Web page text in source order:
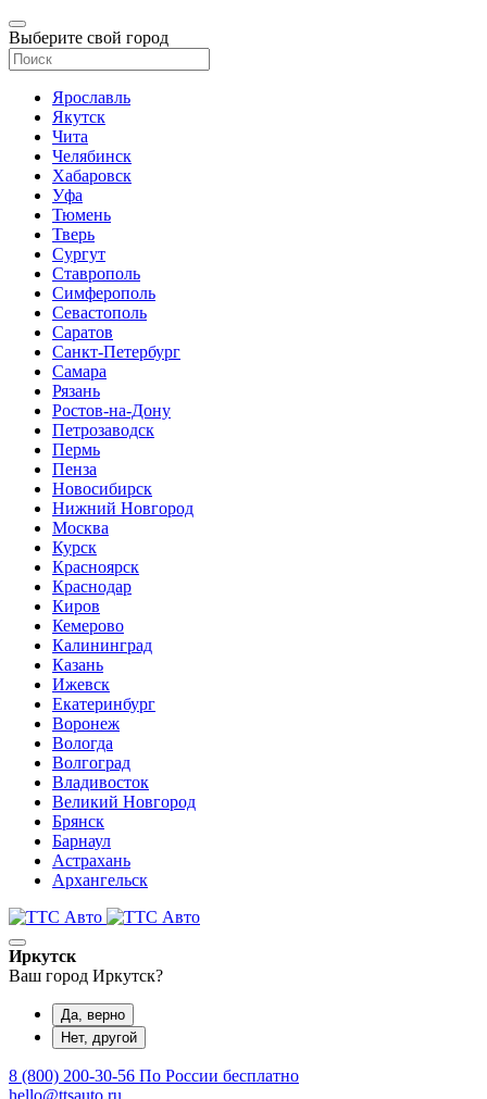
Выберите свой город
Ярославль
Якутск
Чита
Челябинск
Хабаровск
Уфа
Тюмень
Тверь
Сургут
Ставрополь
Симферополь
Севастополь
Саратов
Санкт-Петербург
Самара
Рязань
Ростов-на-Дону
Петрозаводск
Пермь
Пенза
Новосибирск
Нижний Новгород
Москва
Курск
Красноярск
Краснодар
Киров
Кемерово
Калининград
Казань
Ижевск
Екатеринбург
Воронеж
Вологда
Волгоград
Владивосток
Великий Новгород
Брянск
Барнаул
Астрахань
Архангельск
Иркутск
Ваш город Иркутск?
Да, верно
Нет, другой
8 (800) 200-30-56 По России бесплатно
hello@ttsauto.ru